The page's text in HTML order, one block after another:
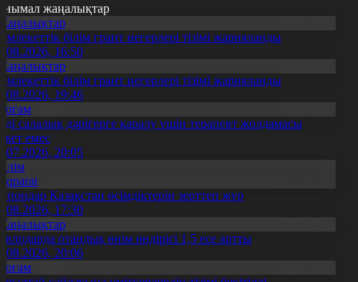
жаңалықтар
білім грант иегерлері тізімі жарияланды
16:50
білім грант иегерлері тізімі жарияланды
19:46
салалық дәрігерге қаралу үшін терапевт жолдамасы
емес
20:05
Қазақстан өсімдіктерін зерттеп жүр
17:30
отандық өнім өндірісі 1,5 есе артты
20:06